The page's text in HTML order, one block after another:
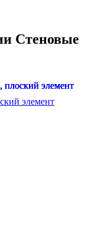
Стеновые
элемент